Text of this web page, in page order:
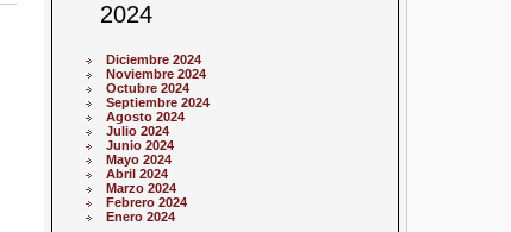
2024
Diciembre 2024
Noviembre 2024
Octubre 2024
Septiembre 2024
Agosto 2024
Julio 2024
Junio 2024
Mayo 2024
Abril 2024
Marzo 2024
Febrero 2024
Enero 2024